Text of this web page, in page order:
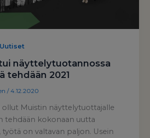
Uutiset
näyttelytuotannossa
tehdään 2021
/4.12.2020
ollut Muistin näyttelytuottajalle
tehdään kokonaan uutta
työtä on valtavan paljon. Usein